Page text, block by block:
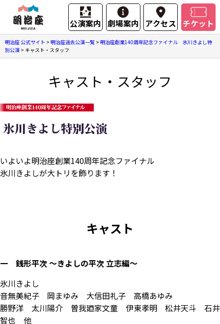
公演案内 劇場案内 アクセス チケット
明治座 公式サイト > 明治座過去公演一覧 > 明治座創業140周年記念ファイナル 氷川きよし特
別公演 > キャスト・スタッフ
キャスト・スタッフ
いよいよ明治座創業140周年記念ファイナル
氷川きよしが大トリを飾ります！
キャスト
一 銭形平次 ～きよしの平次 立志編～
氷川きよし
音無美紀子 岡まゆみ 大信田礼子 高橋あゆみ
勝野洋 太川陽介 曽我廼家文童 伊東孝明 松井天斗 石井
智也 他